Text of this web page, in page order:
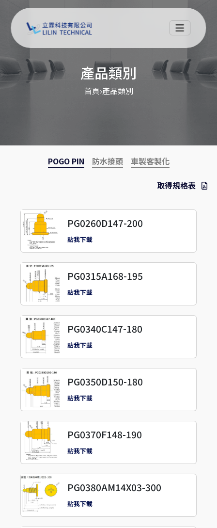
產品類別
首頁›產品類別
POGO PIN 防水接頭 車製客製化
取得規格表
PG0260D147-200
點我下載
PG0315A168-195
點我下載
PG0340C147-180
點我下載
PG0350D150-180
點我下載
PG0370F148-190
點我下載
PG0380AM14X03-300
點我下載